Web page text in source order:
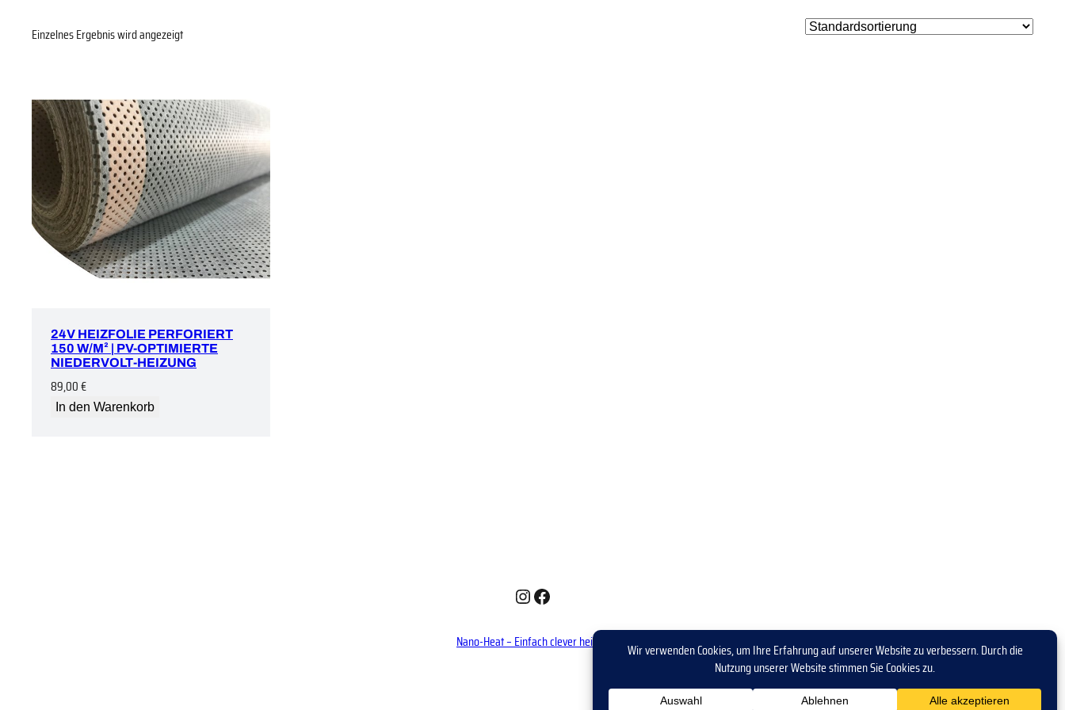
Einzelnes Ergebnis wird angezeigt
24V HEIZFOLIE PERFORIERT
150 W/M² | PV-OPTIMIERTE
NIEDERVOLT-HEIZUNG
89,00€
In den Warenkorb
Instagram
Facebook
Nano-Heat – Einfach clever heizen